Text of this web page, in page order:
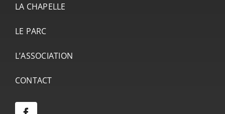
LA CHAPELLE
LE PARC
L’ASSOCIATION
CONTACT